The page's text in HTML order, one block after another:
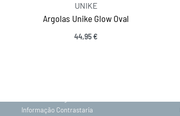
UNIKE
Argolas Unike Glow Oval
44,95€
Informação Contrastaria